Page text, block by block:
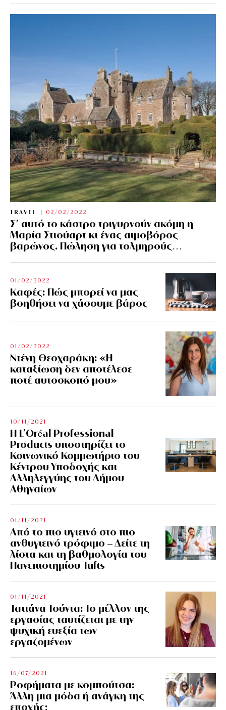
TRAVEL 02/02/2022
Σ’ αυτό το κάστρο τριγυρνούν ακόμη η
Μαρία Στιούαρτ κι ένας αιμοβόρος
βαρώνος. Πώληση για τολμηρούς…
01/02/2022
Kαφές: Πώς μπορεί να μας
βοηθήσει να χάσουμε βάρος
01/02/2022
Ντένη Θεοχαράκη: «Η
καταξίωση δεν αποτέλεσε
ποτέ αυτοσκοπό μου»
10/11/2021
Η L’Οréal Professional
Products υποστηρίζει το
Κοινωνικό Κομμωτήριο του
Κέντρου Υποδοχής και
Αλληλεγγύης του Δήμου
Αθηναίων
01/11/2021
Από το πιο υγιεινό στο πιο
ανθυγιεινό τρόφιμο – Δείτε τη
λίστα και τη βαθμολογία του
Πανεπιστημίου Tufts
01/11/2021
Τατιάνα Τούντα: Το μέλλον της
εργασίας ταυτίζεται με την
ψυχική ευεξία των
εργαζομένων
16/07/2021
Ροφήματα με κομπούτσα:
Άλλη μια μόδα ή ανάγκη της
εποχής;